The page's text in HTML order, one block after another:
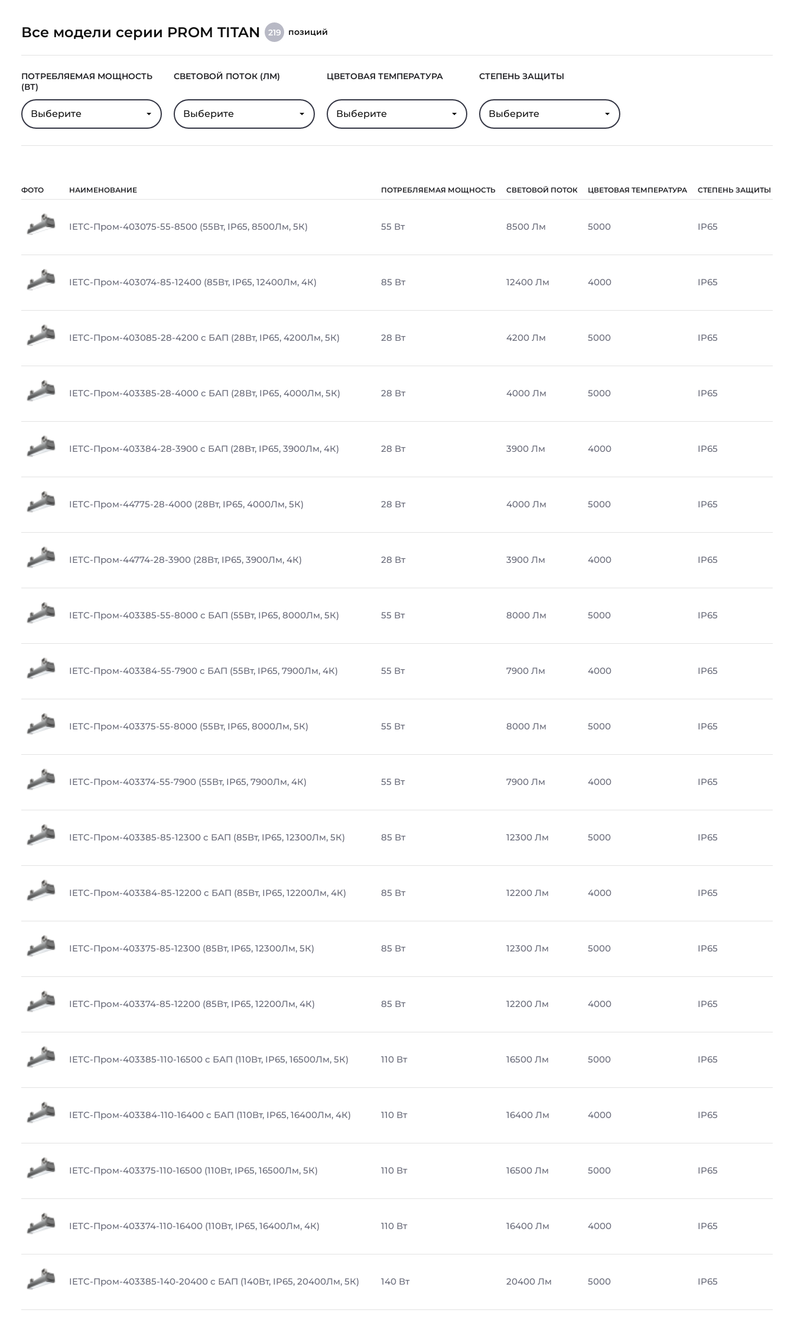
Все модели серии PROM TITAN 219 позиций
ПОТРЕБЛЯЕМАЯ МОЩНОСТЬ
(ВТ)
Выберите
СВЕТОВОЙ ПОТОК (ЛМ)
Выберите
ЦВЕТОВАЯ ТЕМПЕРАТУРА
Выберите
СТЕПЕНЬ ЗАЩИТЫ
Выберите
ФОТО НАИМЕНОВАНИЕ ПОТРЕБЛЯЕМАЯ МОЩНОСТЬ СВЕТОВОЙ ПОТОК ЦВЕТОВАЯ ТЕМПЕРАТУРА СТЕПЕНЬ ЗАЩИТЫ
IETC-Пром-403075-55-8500 (55Вт, IP65, 8500Лм, 5К) 55 Вт 8500 Лм 5000 IP65
IETC-Пром-403074-85-12400 (85Вт, IP65, 12400Лм, 4К) 85 Вт 12400 Лм 4000 IP65
IETC-Пром-403085-28-4200 с БАП (28Вт, IP65, 4200Лм, 5К) 28 Вт 4200 Лм 5000 IP65
IETC-Пром-403385-28-4000 с БАП (28Вт, IP65, 4000Лм, 5К) 28 Вт 4000 Лм 5000 IP65
IETC-Пром-403384-28-3900 с БАП (28Вт, IP65, 3900Лм, 4К) 28 Вт 3900 Лм 4000 IP65
IETC-Пром-44775-28-4000 (28Вт, IP65, 4000Лм, 5К) 28 Вт 4000 Лм 5000 IP65
IETC-Пром-44774-28-3900 (28Вт, IP65, 3900Лм, 4К) 28 Вт 3900 Лм 4000 IP65
IETC-Пром-403385-55-8000 с БАП (55Вт, IP65, 8000Лм, 5К) 55 Вт 8000 Лм 5000 IP65
IETC-Пром-403384-55-7900 с БАП (55Вт, IP65, 7900Лм, 4К) 55 Вт 7900 Лм 4000 IP65
IETC-Пром-403375-55-8000 (55Вт, IP65, 8000Лм, 5К) 55 Вт 8000 Лм 5000 IP65
IETC-Пром-403374-55-7900 (55Вт, IP65, 7900Лм, 4К) 55 Вт 7900 Лм 4000 IP65
IETC-Пром-403385-85-12300 с БАП (85Вт, IP65, 12300Лм, 5К) 85 Вт 12300 Лм 5000 IP65
IETC-Пром-403384-85-12200 с БАП (85Вт, IP65, 12200Лм, 4К) 85 Вт 12200 Лм 4000 IP65
IETC-Пром-403375-85-12300 (85Вт, IP65, 12300Лм, 5К) 85 Вт 12300 Лм 5000 IP65
IETC-Пром-403374-85-12200 (85Вт, IP65, 12200Лм, 4К) 85 Вт 12200 Лм 4000 IP65
IETC-Пром-403385-110-16500 с БАП (110Вт, IP65, 16500Лм, 5К) 110 Вт 16500 Лм 5000 IP65
IETC-Пром-403384-110-16400 с БАП (110Вт, IP65, 16400Лм, 4К) 110 Вт 16400 Лм 4000 IP65
IETC-Пром-403375-110-16500 (110Вт, IP65, 16500Лм, 5К) 110 Вт 16500 Лм 5000 IP65
IETC-Пром-403374-110-16400 (110Вт, IP65, 16400Лм, 4К) 110 Вт 16400 Лм 4000 IP65
IETC-Пром-403385-140-20400 с БАП (140Вт, IP65, 20400Лм, 5К) 140 Вт 20400 Лм 5000 IP65